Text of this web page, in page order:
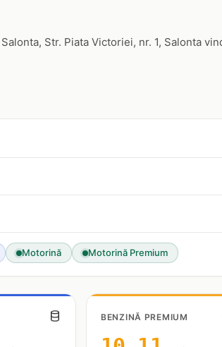
Str. Piata Victoriei, nr. 1, Salonta
Motorină Motorină Premium
BENZINĂ PREMIUM